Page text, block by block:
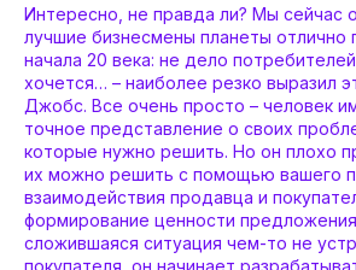
Интересно, не правда ли? Мы сейчас
лучшие бизнесмены планеты отлично
начала 20 века: не дело
хочется… – наиболее резко выразил
Джобс. Все очень просто – человек
точное представление о своих
которые нужно решить. Но он плохо
их можно решить с помощью вашего
взаимодействия продавца и
формирование ценности
сложившаяся ситуация чем-то не
покупателя, он начинает